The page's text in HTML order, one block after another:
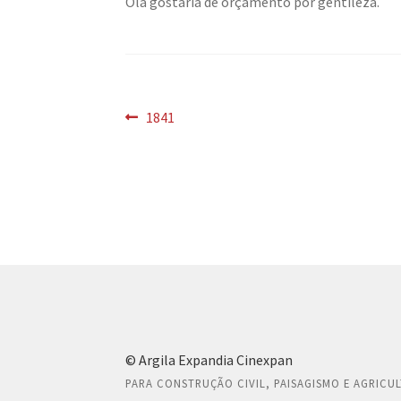
Navegação
Post
1841
© Argila Expandia Cinexpan
PARA CONSTRUÇÃO CIVIL, PAISAGISMO E